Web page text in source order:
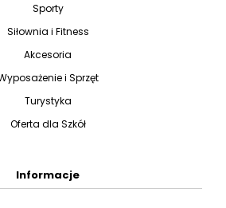
Sporty
Siłownia i Fitness
Akcesoria
i Sprzęt
Turystyka
Oferta dla Szkół
Informacje